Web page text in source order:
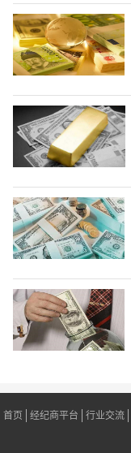
首页 经纪商平台 行业交流